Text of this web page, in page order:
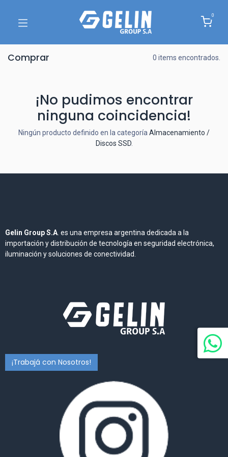
0
Comprar 0 items encontrados.
¡No pudimos encontrar
ninguna coincidencia!
Ningún producto definido en la categoría Almacenamiento /
Discos SSD.
Gelin Group S.A . es una empresa argentina dedicada a la
importación y distribución de tecnología en seguridad electrónica,
iluminación y soluciones de conectividad.
¡Trabajá con Nosotros!